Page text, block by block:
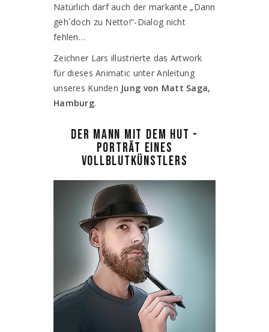
Natürlich darf auch der markante „Dann
geh´doch zu Netto!“-Dialog nicht
fehlen…
Zeichner Lars illustrierte das Artwork
für dieses Animatic unter Anleitung
unseres Kunden Jung von Matt Saga,
Hamburg.
DER MANN MIT DEM HUT -
PORTRÄT EINES
VOLLBLUTKÜNSTLERS